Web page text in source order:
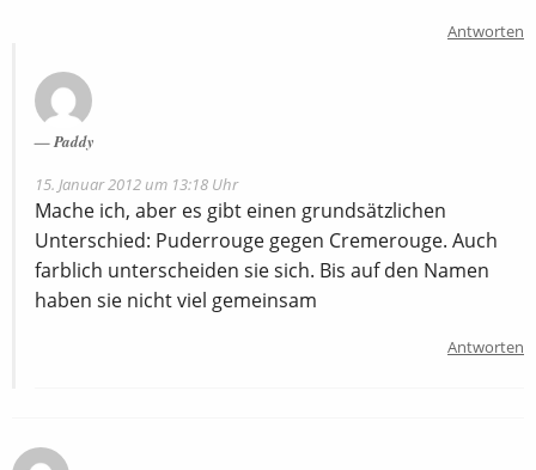
Antworten
Paddy
15. Januar 2012 um 13:18 Uhr
Mache ich, aber es gibt einen grundsätzlichen
Unterschied: Puderrouge gegen Cremerouge. Auch
farblich unterscheiden sie sich. Bis auf den Namen
haben sie nicht viel gemeinsam
Antworten